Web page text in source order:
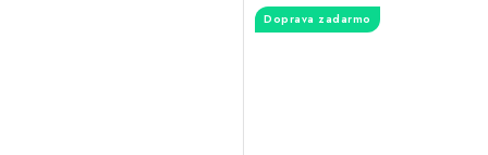
Doprava zadarmo